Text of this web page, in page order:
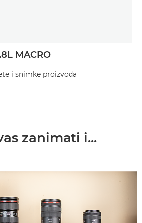
MACRO
i snimke proizvoda
zanimati i...